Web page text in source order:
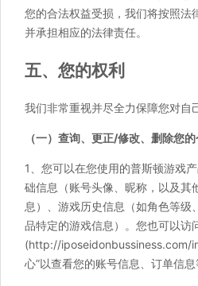
您的合法权益受损，我们将按照法
并承担相应的法律责任。
五、您的权利
我们非常重视并尽全力保障您对自
（一）查询、更正/修改、删除您
1、您可以在您使用的普斯顿游戏
础信息（账号头像、昵称，以及其
息）、游戏历史信息（如角色等级
品特定的游戏信息）。您也可以访
(http://
心”以查看您的账号信息、订单信息